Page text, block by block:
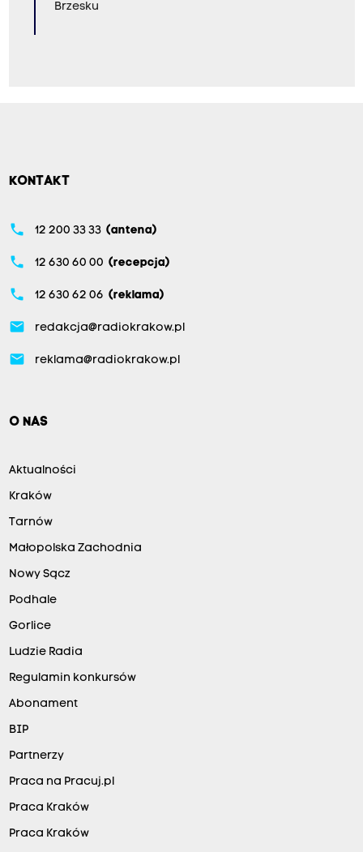
Brzesku
KONTAKT
phone 12 200 33 33 (antena)
phone 12 630 60 00 (recepcja)
phone 12 630 62 06 (reklama)
email redakcja@radiokrakow.pl
email reklama@radiokrakow.pl
O NAS
Aktualności
Kraków
Tarnów
Małopolska Zachodnia
Nowy Sącz
Podhale
Gorlice
Ludzie Radia
Regulamin konkursów
Abonament
BIP
Partnerzy
Praca na Pracuj.pl
Praca Kraków
Praca Kraków